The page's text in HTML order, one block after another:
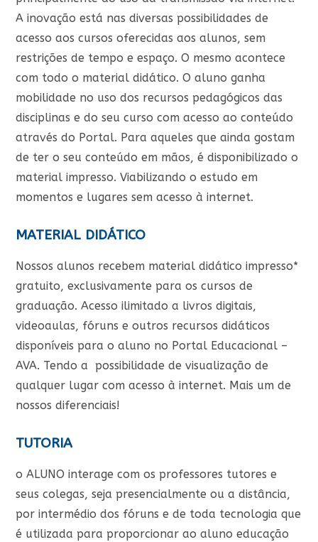
A inovação está nas diversas possibilidades de
acesso aos cursos oferecidas aos alunos, sem
restrições de tempo e espaço. O mesmo acontece
com todo o material didático. O aluno ganha
mobilidade no uso dos recursos pedagógicos das
disciplinas e do seu curso com acesso ao conteúdo
através do Portal. Para aqueles que ainda gostam
de ter o seu conteúdo em mãos, é disponibilizado o
material impresso. Viabilizando o estudo em
momentos e lugares sem acesso à internet.
MATERIAL DIDÁTICO
Nossos alunos recebem material didático impresso*
gratuito, exclusivamente para os cursos de
graduação. Acesso ilimitado a livros digitais,
videoaulas, fóruns e outros recursos didáticos
disponíveis para o aluno no Portal Educacional –
AVA. Tendo a possibilidade de visualização de
qualquer lugar com acesso à internet. Mais um de
nossos diferenciais!
TUTORIA
o ALUNO interage com os professores tutores e
seus colegas, seja presencialmente ou a distância,
por intermédio dos fóruns e de toda tecnologia que
é utilizada para proporcionar ao aluno educação